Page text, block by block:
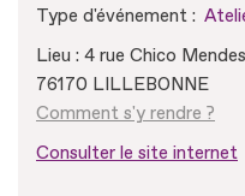
Type d'événement :
Lieu : 4 rue Chico Mendes
76170 LILLEBONNE
Comment s'y rendre ?
Consulter le site internet